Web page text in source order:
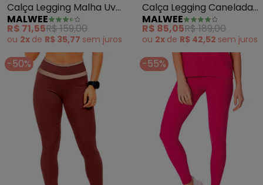
Calça Legging Malha Uv
com Bolso Active (Azul)
MALWEE
R$ 71,55R$ 159,00
ou 2x de R$ 35,77 sem juros
Calça Legging Canelada
(Verde Limão)
MALWEE
R$ 85,05R$ 189,00
ou 2x de R$ 42,52 sem juros
-50% -55%